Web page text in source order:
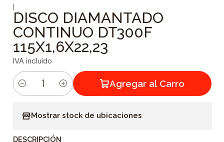
|
DISCO DIAMANTADO
CONTINUO DT300F
115X1,6X22,23
IVA incluido
C
Agregar al Carro
Mostrar stock de ubicaciones
DESCRIPCIÓN